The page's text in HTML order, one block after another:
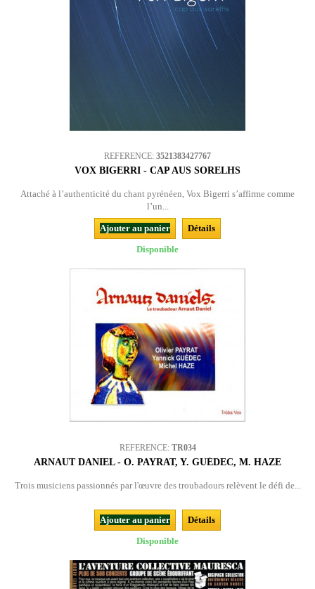
REFERENCE: 3521383427767
VOX BIGERRI - CAP AUS SORELHS
Attaché à l’authenticité du chant pyrénéen, Vox Bigerri s’affirme comme
l’un...
Ajouter au panier
Détails
Disponible
REFERENCE: TR034
ARNAUT DANIEL - O. PAYRAT, Y. GUÉDEC, M. HAZE
Trois musiciens passionnés par l'œuvre des troubadours relèvent le défi de...
Ajouter au panier
Détails
Disponible